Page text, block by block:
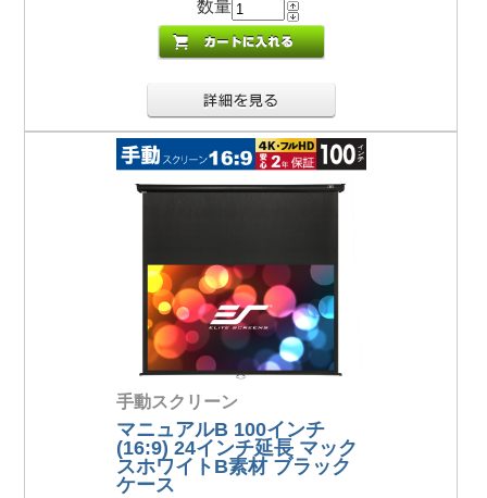
数量
手動スクリーン
マニュアルB 100インチ
(16:9) 24インチ延長 マック
スホワイトB素材 ブラック
ケース